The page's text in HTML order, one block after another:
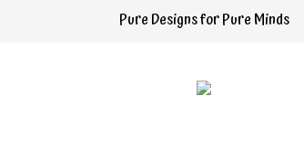
Pure Designs for Pure Minds